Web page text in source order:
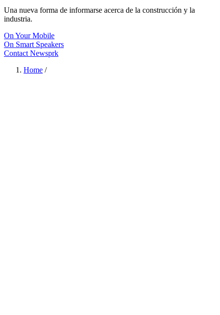
Una nueva forma de informarse acerca de la construcción y la
industria.
On Your Mobile
On Smart Speakers
Contact Newsprk
Home /